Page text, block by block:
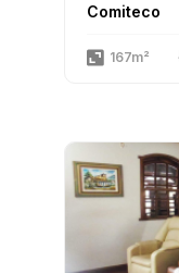
Comiteco
167m²